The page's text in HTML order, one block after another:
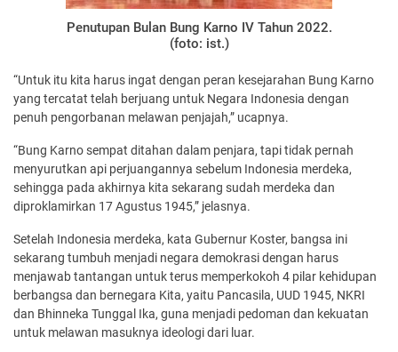
Penutupan Bulan Bung Karno IV Tahun 2022.
(foto: ist.)
“Untuk itu kita harus ingat dengan peran kesejarahan Bung Karno
yang tercatat telah berjuang untuk Negara Indonesia dengan
penuh pengorbanan melawan penjajah,” ucapnya.
“Bung Karno sempat ditahan dalam penjara, tapi tidak pernah
menyurutkan api perjuangannya sebelum Indonesia merdeka,
sehingga pada akhirnya kita sekarang sudah merdeka dan
diproklamirkan 17 Agustus 1945,” jelasnya.
Setelah Indonesia merdeka, kata Gubernur Koster, bangsa ini
sekarang tumbuh menjadi negara demokrasi dengan harus
menjawab tantangan untuk terus memperkokoh 4 pilar kehidupan
berbangsa dan bernegara Kita, yaitu Pancasila, UUD 1945, NKRI
dan Bhinneka Tunggal Ika, guna menjadi pedoman dan kekuatan
untuk melawan masuknya ideologi dari luar.